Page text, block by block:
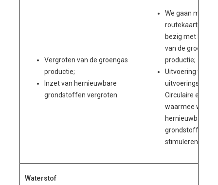
Vergroten van de groengas
productie;
Inzet van hernieuwbare
grondstoffen vergroten.
We gaan met
bezig met het
van de groengas
productie;
Uitvoering van de
Circulaire
waarmee we de
hernieuwbare
grondstoffen
stimuleren.
Waterstof